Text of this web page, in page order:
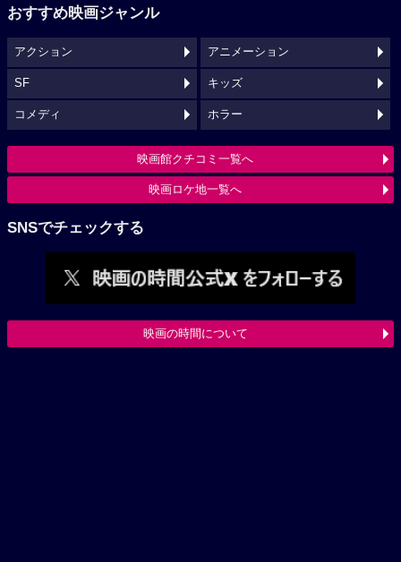
おすすめ映画ジャンル
アクション アニメーション
SF キッズ
コメディ ホラー
映画館クチコミ一覧へ
映画ロケ地一覧へ
SNSでチェックする
映画の時間について